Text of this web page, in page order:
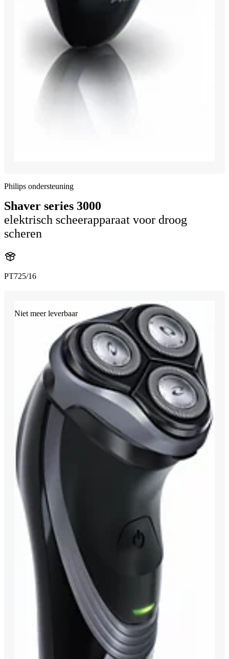
Philips ondersteuning
Shaver series 3000
elektrisch scheerapparaat voor droog
scheren
PT725/16
Niet meer leverbaar